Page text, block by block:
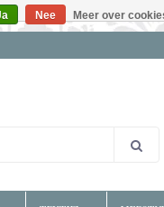
Nee Meer over